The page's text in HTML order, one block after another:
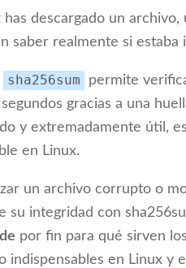
has descargado un
saber realmente si estaba
sha256sum
permite
gracias a una
y extremadamente útil,
en Linux.
un archivo corrupto o
su integridad con
por fin para qué sirven
indispensables en Linux y